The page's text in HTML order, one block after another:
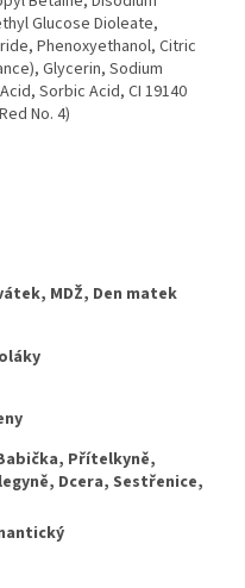
Glucose Dioleate,
Phenoxyethanol, Citric
Glycerin, Sodium
Sorbic Acid, CI 19140
No. 4)
MDŽ, Den matek
Přítelkyně,
Dcera, Sestřenice,